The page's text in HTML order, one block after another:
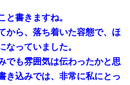
と書きますね。
から、落ち着いた容態で、ほ
なっていました。
でも雰囲気は伝わったかと思
き込みでは、非常に私にとっ